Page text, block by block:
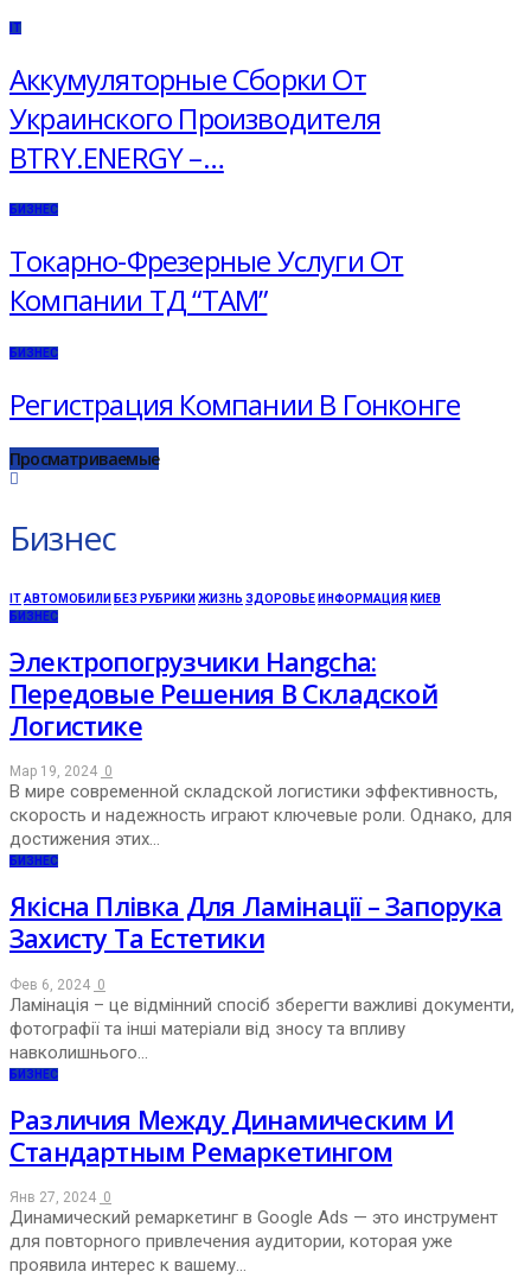
IT
Аккумуляторные Сборки От
Украинского Производителя
BTRY.ENERGY –…
БИЗНЕС
Токарно-Фрезерные Услуги От
Компании ТД “ТАМ”
БИЗНЕС
Регистрация Компании В Гонконге
Просматриваемые
Бизнес
ITАВТОМОБИЛИ БЕЗ РУБРИКИ ЖИЗНЬ ЗДОРОВЬЕ ИНФОРМАЦИЯ КИЕВ
БИЗНЕС
Электропогрузчики Hangcha:
Передовые Решения В Складской
Логистике
Мар 19, 2024 0
В мире современной складской логистики эффективность,
скорость и надежность играют ключевые роли. Однако, для
достижения этих…
БИЗНЕС
Якісна Плівка Для Ламінації – Запорука
Захисту Та Естетики
Фев 6, 2024 0
Ламінація – це відмінний спосіб зберегти важливі документи,
фотографії та інші матеріали від зносу та впливу
навколишнього…
БИЗНЕС
Различия Между Динамическим И
Стандартным Ремаркетингом
Янв 27, 2024 0
Динамический ремаркетинг в Google Ads — это инструмент
для повторного привлечения аудитории, которая уже
проявила интерес к вашему…